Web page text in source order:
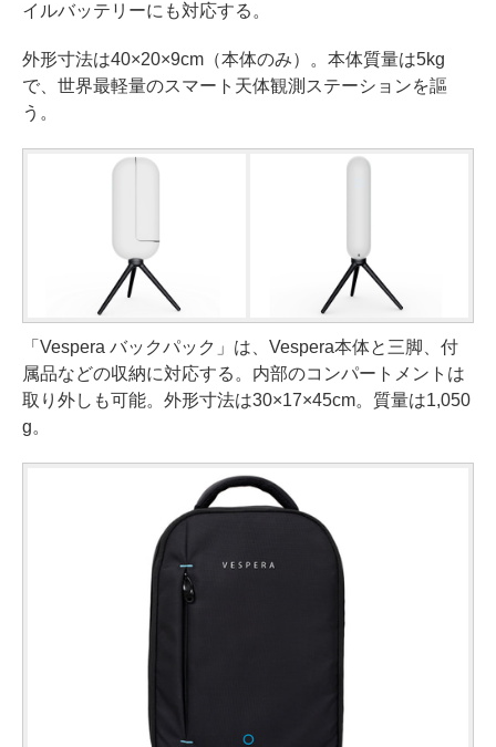
イルバッテリーにも対応する。
外形寸法は40×20×9cm（本体のみ）。本体質量は5kg
で、世界最軽量のスマート天体観測ステーションを謳
う。
「Vespera バックパック」は、Vespera本体と三脚、付
属品などの収納に対応する。内部のコンパートメントは
取り外しも可能。外形寸法は30×17×45cm。質量は1,050
g。